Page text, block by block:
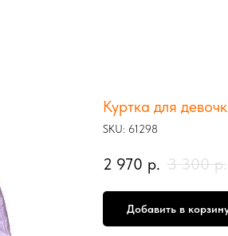
Куртка для
SKU: 61298
2 970 р. 3 300 р.
Добавить в